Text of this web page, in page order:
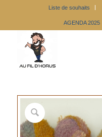
Liste de souhaits
AGENDA 2025